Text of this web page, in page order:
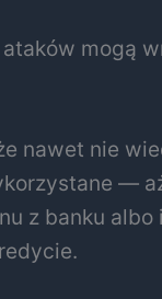
mogą
nawet nie
—
z banku